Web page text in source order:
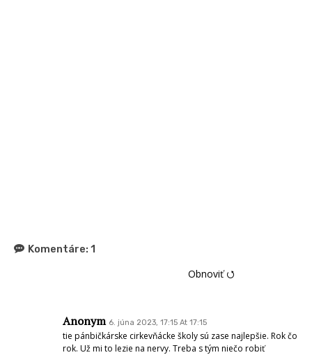
Komentáre: 1
Obnoviť ⭯
Anonym 6. júna 2023, 17:15 At 17:15
tie pánbičkárske cirkevňácke školy sú zase najlepšie. Rok čo
rok. Už mi to lezie na nervy. Treba s tým niečo robiť